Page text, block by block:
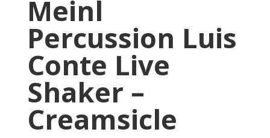
Meinl
Percussion Luis
Conte Live
Shaker –
Creamsicle